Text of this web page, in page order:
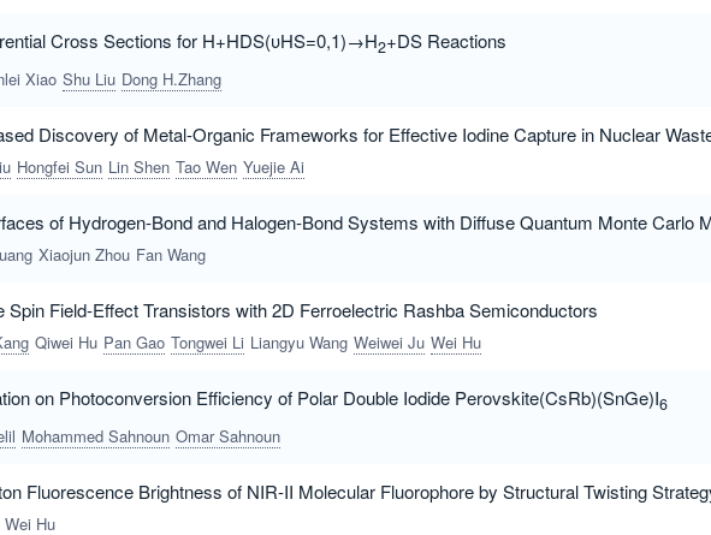
Cross Sections for H+HDS(υHS=0,1)→H2+DS Reactions
Xiao Shu Liu Dong H.Zhang
Discovery of Metal-Organic Frameworks for Effective Iodine Capture in Nuclear
Hongfei Sun Lin Shen Tao Wen Yuejie Ai
of Hydrogen-Bond and Halogen-Bond Systems with Diffuse Quantum Monte Carlo
Xiaojun Zhou Fan Wang
Spin Field-Effect Transistors with 2D Ferroelectric Rashba Semiconductors
Qiwei Hu Pan Gao Tongwei Li Liangyu Wang Weiwei Ju Wei Hu
on Photoconversion Efficiency of Polar Double Iodide Perovskite(CsRb)(SnGe)I6
Mohammed Sahnoun Omar Sahnoun
Fluorescence Brightness of NIR-II Molecular Fluorophore by Structural Twisting
Wei Hu